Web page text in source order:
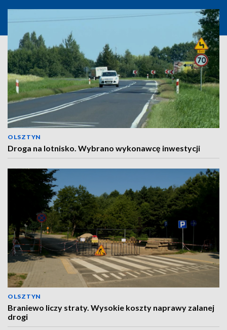
OLSZTYN
Droga na lotnisko. Wybrano wykonawcę inwestycji
OLSZTYN
Braniewo liczy straty. Wysokie koszty naprawy zalanej
drogi